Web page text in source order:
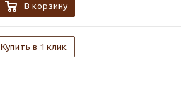
В корзину
Купить в 1 клик